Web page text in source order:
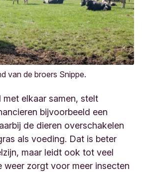
van de broers Snippe.
met elkaar samen, stelt
bijvoorbeeld een
de dieren overschakelen
als voeding. Dat is beter
maar leidt ook tot veel
weer zorgt voor meer insecten